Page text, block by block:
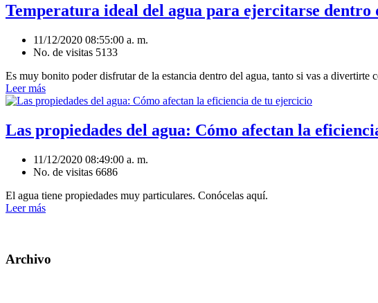
Temperatura ideal del agua para ejercitarse dentro
11/12/2020 08:55:00 a. m.
No. de visitas 5133
Es muy bonito poder disfrutar de la estancia dentro del agua, tanto si vas a
Leer más
Las propiedades del agua: Cómo afectan la
11/12/2020 08:49:00 a. m.
No. de visitas 6686
El agua tiene propiedades muy particulares. Conócelas aquí.
Leer más
Archivo